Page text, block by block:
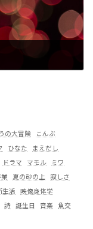
の大冒険
こんぶ
ひなた
まえだし
ドラマ マモル
ミワ
夏の砂の上
寂しさ
生活
映像身体学
詩 誕生日 音楽
魚交